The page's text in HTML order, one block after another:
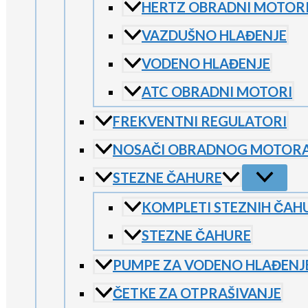
HERTZ OBRADNI MOTORI
VAZDUŠNO HLAĐENJE
VODENO HLAĐENJE
ATC OBRADNI MOTORI
FREKVENTNI REGULATORI
NOSAČI OBRADNOG
STEZNE ČAHURE
KOMPLETI STEZNIH
STEZNE ČAHURE
PUMPE ZA VODENO
ČETKE ZA OTPRAŠIVANJE